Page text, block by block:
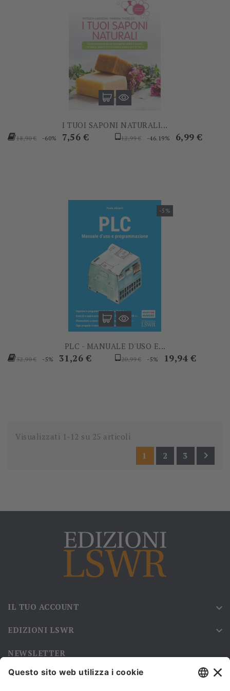
I TUOI SAPONI NATURALI...
Prezzo
18,90 € -60% Prezzo
7,56 €
Prezzo
12,99 € -46.19% Prezzo
6,99 €
-5%
PLC - MANUALE D'USO E...
Prezzo
32,90 € -5% Prezzo
31,26 €
Prezzo
20,99 € -5% Prezzo
19,94 €
Visualizzati 1-12 su 25 articoli
1
2 3 
IL TUO ACCOUNT 
EDIZIONI LSWR 
NEWSLETTER
Iscriviti alla nostra newsletter e rimani sempre aggiornato sulle